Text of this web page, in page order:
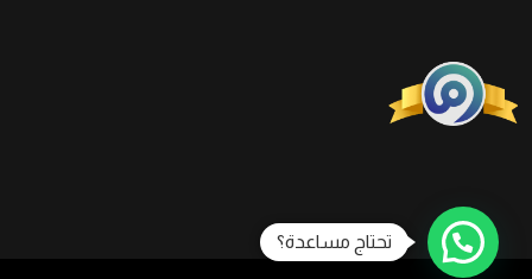
تحتاج مساعدة؟